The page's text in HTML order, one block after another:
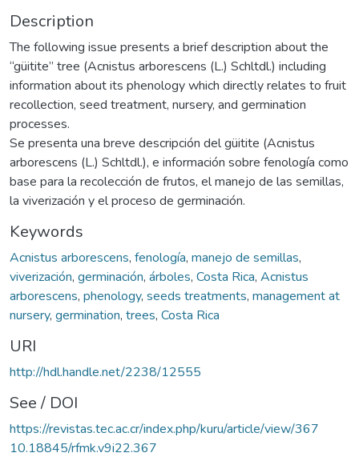
Description
The following issue presents a brief description about the
“güitite” tree (Acnistus arborescens (L.) Schltdl.) including
information about its phenology which directly relates to fruit
recollection, seed treatment, nursery, and germination
processes.
Se presenta una breve descripción del güitite (Acnistus
arborescens (L.) Schltdl.), e información sobre fenología como
base para la recolección de frutos, el manejo de las semillas,
la viverización y el proceso de germinación.
Keywords
Acnistus arborescens, fenología, manejo de semillas,
viverización, germinación, árboles, Costa Rica, Acnistus
arborescens, phenology, seeds treatments, management at
nursery, germination, trees, Costa Rica
URI
http://hdl.handle.net/2238/12555
See / DOI
https://revistas.tec.ac.cr/index.php/kuru/article/view/367
10.18845/rfmk.v9i22.367